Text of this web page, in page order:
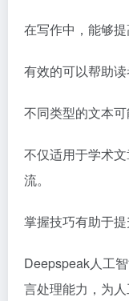
在写作中，能够提
有效的可以帮助读
不同类型的文本可
不仅适用于学术
流。
掌握技巧有助于提
Deepspeak人工
言处理能力，为